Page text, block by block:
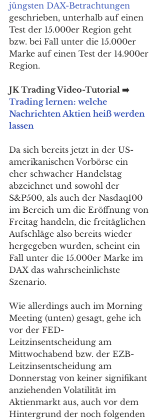
jüngsten DAX-Betrachtungen
geschrieben, unterhalb auf einen
Test der 15.000er Region geht
bzw. bei Fall unter die 15.000er
Marke auf einen Test der 14.900er
Region.
JK Trading Video-Tutorial ➡️
Trading lernen: welche
Nachrichten Aktien heiß werden
lassen
Da sich bereits jetzt in der US-
amerikanischen Vorbörse ein
eher schwacher Handelstag
abzeichnet und sowohl der
S&P500, als auch der Nasdaq100
im Bereich um die Eröffnung von
Freitag handeln, die freitäglichen
Aufschläge also bereits wieder
hergegeben wurden, scheint ein
Fall unter die 15.000er Marke im
DAX das wahrscheinlichste
Szenario.
Wie allerdings auch im Morning
Meeting (unten) gesagt, gehe ich
vor der FED-
Leitzinsentscheidung am
Mittwochabend bzw. der EZB-
Leitzinsentscheidung am
Donnerstag von keiner signifikant
anziehenden Volatilität im
Aktienmarkt aus, auch vor dem
Hintergrund der noch folgenden